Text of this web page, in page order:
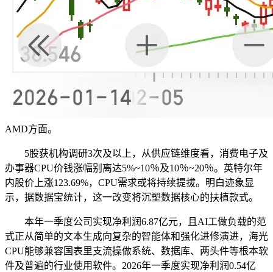
AMD方面。
5股获机构调研3次及以上，从供应链维度看，消费电子及
办事器CPU价钱涨幅别离达5%~10％及10％~20％。英特尔年
内股价上涨123.69%，CPU需求或将持续提拔。明白迹象显
示，据数据宝统计，这一改变将沉塑数据核心的扶植款式。
本年一季度公司实现净利润6.87亿元，且AI工做负载的范
式正从简单的文本生成向复杂的智能体和强化进修演进，海光
CPU能够兼容国表里支流操做系统、数据库、两头件等根本软
件及普遍的行业使用软件。2026年一季度实现净利润0.54亿